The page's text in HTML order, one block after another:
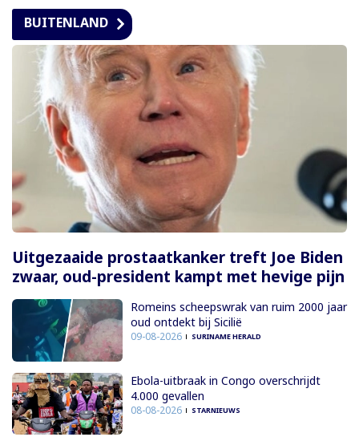
BUITENLAND
Uitgezaaide prostaatkanker treft Joe Biden
zwaar, oud-president kampt met hevige pijn
Romeins scheepswrak van ruim 2000 jaar
oud ontdekt bij Sicilië
09-08-2026 SURINAME HERALD
Ebola-uitbraak in Congo overschrijdt
4.000 gevallen
08-08-2026 STARNIEUWS